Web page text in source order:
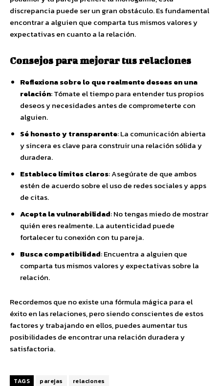
discrepancia puede ser un gran obstáculo. Es fundamental
encontrar a alguien que comparta tus mismos valores y
expectativas en cuanto a la relación.
Consejos para mejorar tus relaciones
Reflexiona sobre lo que realmente deseas en una
relación: Tómate el tiempo para entender tus propios
deseos y necesidades antes de comprometerte con
alguien.
Sé honesto y transparente: La comunicación abierta
y sincera es clave para construir una relación sólida y
duradera.
Establece límites claros: Asegúrate de que ambos
estén de acuerdo sobre el uso de redes sociales y apps
de citas.
Acepta la vulnerabilidad: No tengas miedo de mostrar
quién eres realmente. La autenticidad puede
fortalecer tu conexión con tu pareja.
Busca compatibilidad: Encuentra a alguien que
comparta tus mismos valores y expectativas sobre la
relación.
Recordemos que no existe una fórmula mágica para el
éxito en las relaciones, pero siendo conscientes de estos
factores y trabajando en ellos, puedes aumentar tus
posibilidades de encontrar una relación duradera y
satisfactoria.
TAGS parejas relaciones